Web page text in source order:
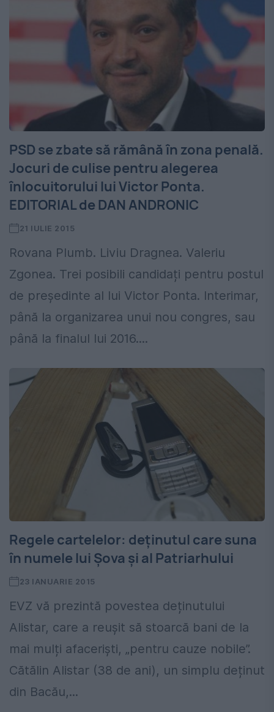
PSD se zbate să rămână în zona penală.
Jocuri de culise pentru alegerea
înlocuitorului lui Victor Ponta.
EDITORIAL de DAN ANDRONIC
21 IULIE 2015
Rovana Plumb. Liviu Dragnea. Valeriu
Zgonea. Trei posibili candidați pentru postul
de președinte al lui Victor Ponta. Interimar,
până la organizarea unui nou congres, sau
până la finalul lui 2016....
Regele cartelelor: deținutul care suna
în numele lui Șova și al Patriarhului
23 IANUARIE 2015
EVZ vă prezintă povestea deținutului
Alistar, care a reușit să stoarcă bani de la
mai mulți afaceriști, „pentru cauze nobile”.
Cătălin Alistar (38 de ani), un simplu deținut
din Bacău,...